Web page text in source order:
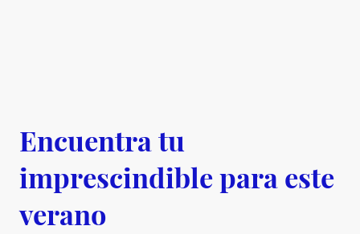
Encuentra tu
imprescindible para este
verano